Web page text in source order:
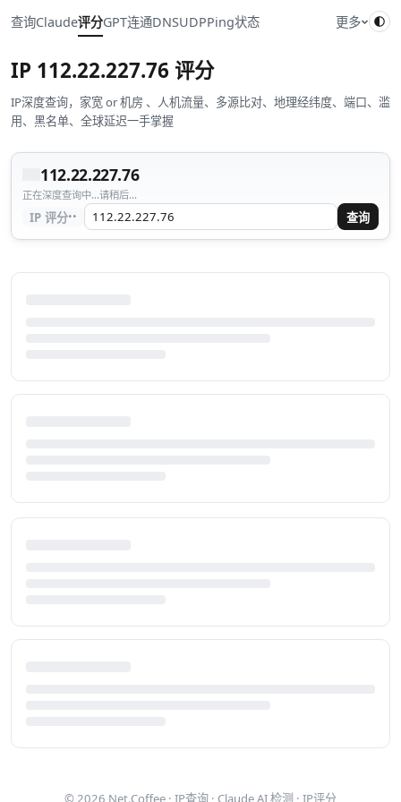
查询Claude评分GPT连通DNSUDPPing状态 更多
IP 112.22.227.76 评分
IP深度查询，家宽 or 机房 、人机流量、多源比对、地理经纬度、端口、滥
用、黑名单、全球延迟一手掌握
112.22.227.76
正在深度查询中...请稍后...
IP 评分·· 查询
© 2026 Net.Coffee · IP查询 · Claude AI 检测 · IP评分